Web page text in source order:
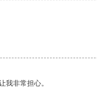
非常担心。